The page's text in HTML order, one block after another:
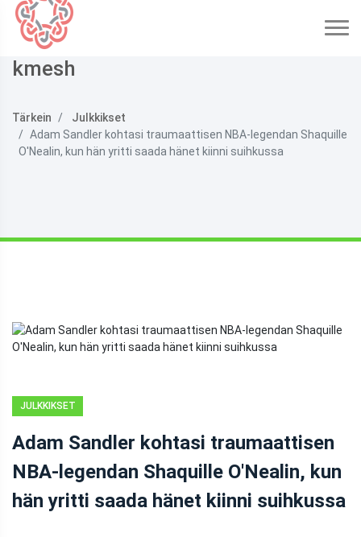
kmesh
Tärkein
Julkkikset
Adam Sandler kohtasi traumaattisen NBA-legendan Shaquille
O'Nealin, kun hän yritti saada hänet kiinni suihkussa
JULKKIKSET
Adam Sandler kohtasi traumaattisen
NBA-legendan Shaquille O'Nealin, kun
hän yritti saada hänet kiinni suihkussa